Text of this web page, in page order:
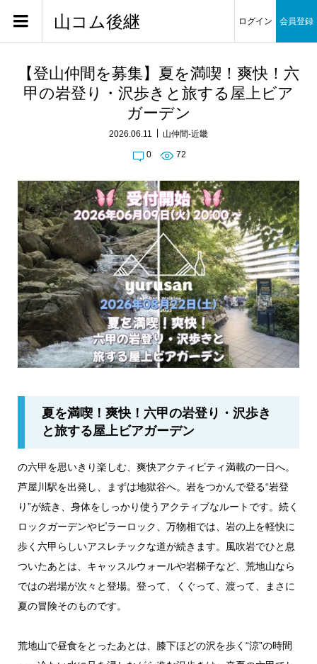
山コム後継 ログイン 会員登録
【登山仲間を募集】夏を満喫！爽快！六
甲の岩登り・沢歩きと旅する屋上ビア
ガーデン
2026.06.11 山仲間-近畿
0 72
夏を満喫！爽快！六甲の岩登り・沢歩き
と旅する屋上ビアガーデン
の六甲を思いきり楽しむ、爽快アクティビティ満載の一日へ。
芦屋川駅を出発し、まずは地獄谷へ。岩をつかんで登る“岩登
り”が続き、身体をしっかり使うアクティブなルートです。続く
ロックガーデンやピラーロック、万物相では、岩の上を軽快に
歩く六甲らしいアスレチックな道が続きます。風吹岩でひと息
ついたあとは、キャッスルウォールや岩梯子など、荒地山なら
ではの岩場が次々と登場。登って、くぐって、渡って、まさに
夏の冒険そのものです。
荒地山で昼食をとったあとは、膝下ほどの沢を歩く“涼”の時間